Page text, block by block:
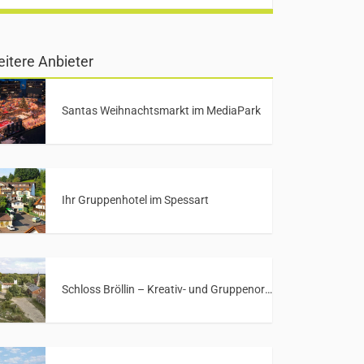
Anbieter
Santas Weihnachtsmarkt im MediaPark
Ihr Gruppenhotel im Spessart
Schloss Bröllin – Kreativ- und Gruppenort in Mecklenburg-Vorpommern